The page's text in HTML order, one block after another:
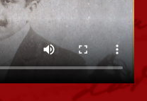
mundo
guerra